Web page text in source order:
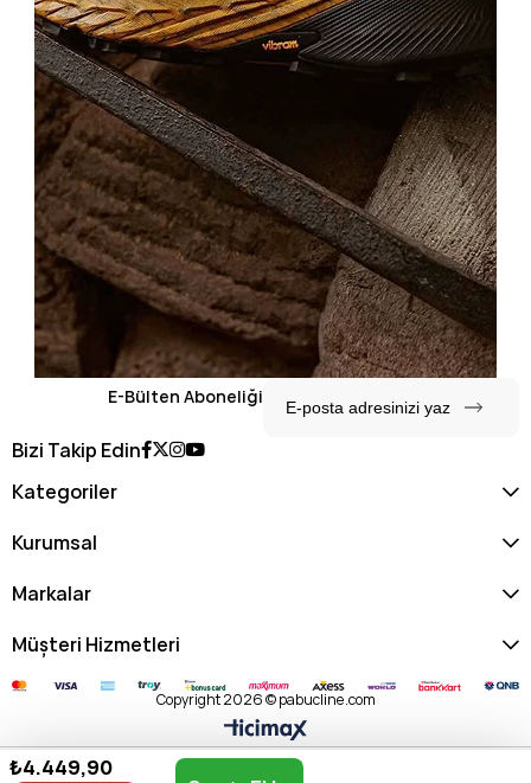
E-Bülten Aboneliği
Bizi Takip Edin
Kategoriler
Kurumsal
Markalar
Müşteri Hizmetleri
Copyright 2026 © pabucline.com
₺4.449,90